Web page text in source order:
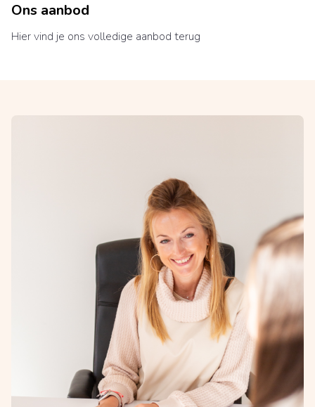
Ons aanbod
Hier vind je ons volledige aanbod terug